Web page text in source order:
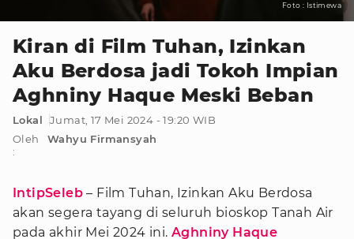
Foto : Istimewa
Kiran di Film Tuhan, Izinkan
Aku Berdosa jadi Tokoh Impian
Aghniny Haque Meski Beban
Lokal
Jumat, 17 Mei 2024 - 19:20 WIB
Oleh
:
Wahyu Firmansyah
IntipSeleb – Film Tuhan, Izinkan Aku Berdosa
akan segera tayang di seluruh bioskop Tanah Air
pada akhir Mei 2024 ini. Aghniny Haque